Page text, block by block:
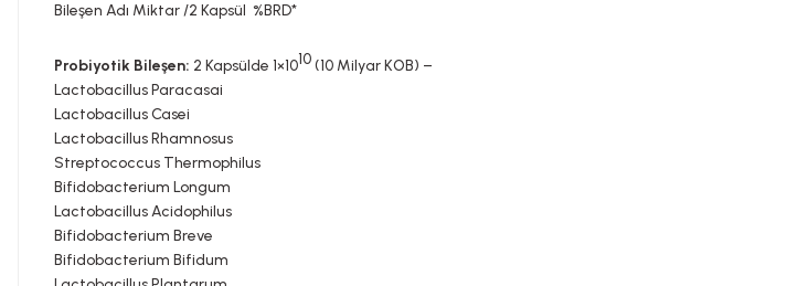
Bileşen Adı Miktar /2 Kapsül %BRD*
Probiyotik Bileşen: 2 Kapsülde 1×1010(10 Milyar KOB) –
Lactobacillus Paracasai
Lactobacillus Casei
Lactobacillus Rhamnosus
Streptococcus Thermophilus
Bifidobacterium Longum
Lactobacillus Acidophilus
Bifidobacterium Breve
Bifidobacterium Bifidum